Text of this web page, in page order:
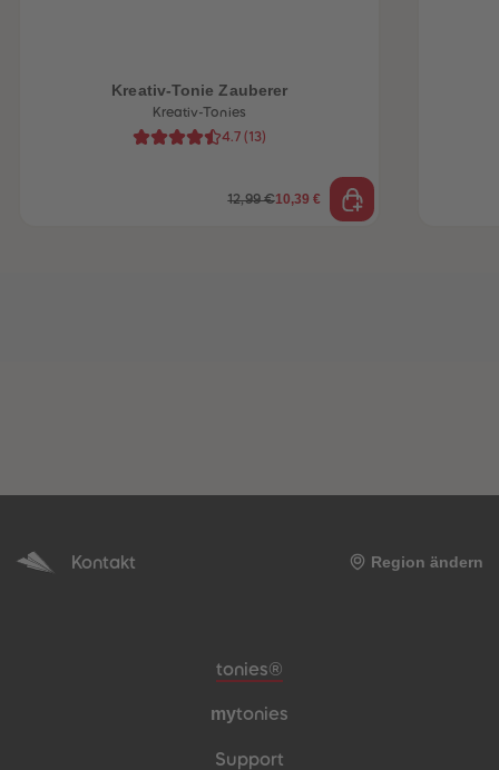
Kreativ-Tonie Zauberer
Kreativ-Tonies
4.7 (13)
12,99 €10,39 €
Kontakt Region ändern
Meta-Navigation Footer
tonies®
mytonies
Support